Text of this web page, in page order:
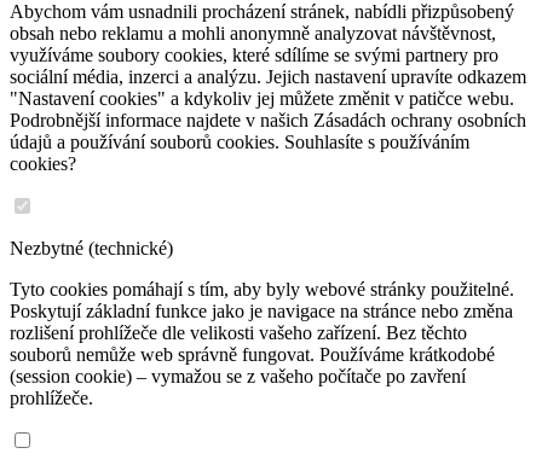
Abychom vám usnadnili procházení stránek, nabídli přizpůsobený
obsah nebo reklamu a mohli anonymně analyzovat návštěvnost,
využíváme soubory cookies, které sdílíme se svými partnery pro
sociální média, inzerci a analýzu. Jejich nastavení upravíte odkazem
"Nastavení cookies" a kdykoliv jej můžete změnit v patičce webu.
Podrobnější informace najdete v našich Zásadách ochrany osobních
údajů a používání souborů cookies. Souhlasíte s používáním
cookies?
Nezbytné (technické)
Tyto cookies pomáhají s tím, aby byly webové stránky použitelné.
Poskytují základní funkce jako je navigace na stránce nebo změna
rozlišení prohlížeče dle velikosti vašeho zařízení. Bez těchto
souborů nemůže web správně fungovat. Používáme krátkodobé
(session cookie) – vymažou se z vašeho počítače po zavření
prohlížeče.